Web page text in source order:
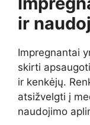
ir
Impregnantai
skirti
ir kenkėjų.
atsižvelgti į
naudojimo